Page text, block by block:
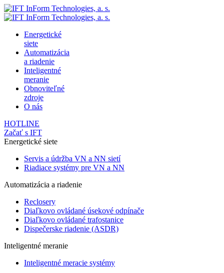
Energetické
siete
Automatizácia
a riadenie
Inteligentné
meranie
Obnoviteľné
zdroje
O nás
HOTLINE
Začať s IFT
Energetické siete
Servis a údržba VN a NN sietí
Riadiace systémy pre VN a NN
Automatizácia a riadenie
Reclosery
Diaľkovo ovládané úsekové odpínače
Diaľkovo ovládané trafostanice
Dispečerske riadenie (ASDR)
Inteligentné meranie
Inteligentné meracie systémy